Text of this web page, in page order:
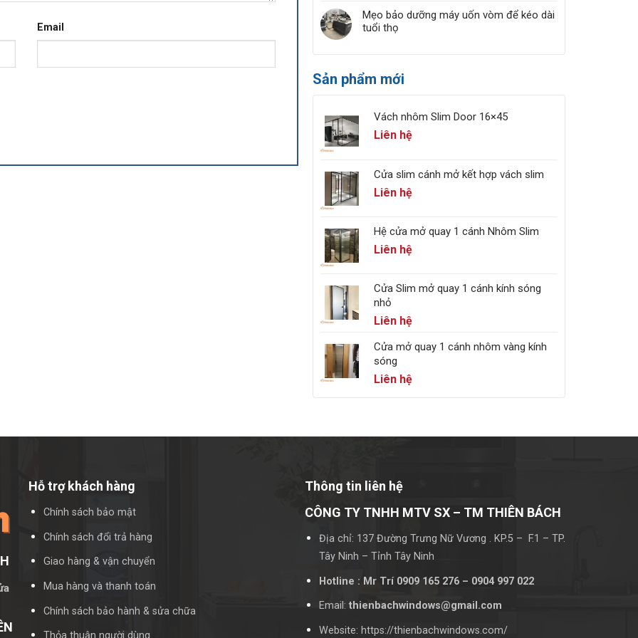
Email
Mẹo bảo dưỡng máy uốn vòm để kéo dài
tuổi thọ
Sản phẩm mới
Vách nhôm Slim Door 16×45
Liên hệ
Cửa slim cánh mở kết hợp vách slim
Liên hệ
Hệ cửa mở quay 1 cánh Nhôm Slim
Liên hệ
Cửa Slim mở quay 1 cánh kính sóng
nhỏ
Liên hệ
Cửa mở quay 1 cánh nhôm vàng kính
sóng
Liên hệ
Hỗ trợ khách hàng
Chính sách bảo mật
Chính sách đổi trả hàng
Giao hàng & vận chuyển
Mua hàng và thanh toán
Chính sách bảo hành & sửa chữa
Thỏa thuận người dùng
Thông tin liên hệ
CÔNG TY TNHH MTV SX – TM THIÊN BÁCH
Địa chỉ: 137 Đường Trưng Nữ Vương . KP.5 – F.1 – TP.
Tây Ninh – Tỉnh Tây Ninh
Hotline : Mr Trí 0909 165 276 – 0904 997 022
Email:thienbachwindows@gmail.com
Website: https://thienbachwindows.com/